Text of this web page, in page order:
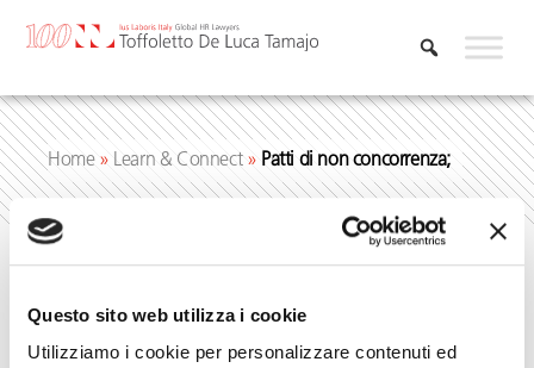
Questo sito web utilizza i cookie
Utilizziamo i cookie per personalizzare contenuti ed
Home» Learn & Connect» Patti di non concorrenza;
Patti di non